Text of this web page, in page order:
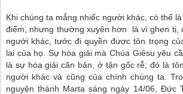
Khi chúng ta mắng nhiếc người khác, có thể
điểm, nhưng thường xuyên hơn là vì ghen tị,
người khác, tước đi quyền được tôn trọng
lai của họ. Sự hòa giải mà Chúa Giêsu yêu
là sự hòa giải căn bản, ở tận gốc rễ; đó là
người khác và cũng của chính chúng ta.
nguyện thánh Marta sáng ngày 14/06, Đức